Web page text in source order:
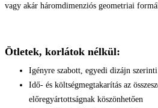
vagy akár háromdimenziós geometriai
Ötletek, korlátok nélkül:
Igényre szabott, egyedi dizájn
Idő- és költségmegtakarítás az
előregyártottságnak köszönhetően